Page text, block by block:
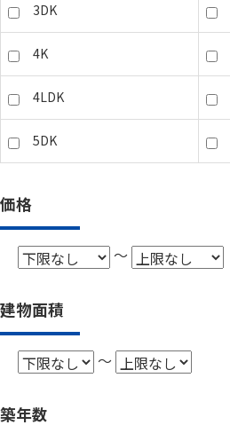
3DK
4K
4LDK
5DK
価格
～
建物面積
～
築年数